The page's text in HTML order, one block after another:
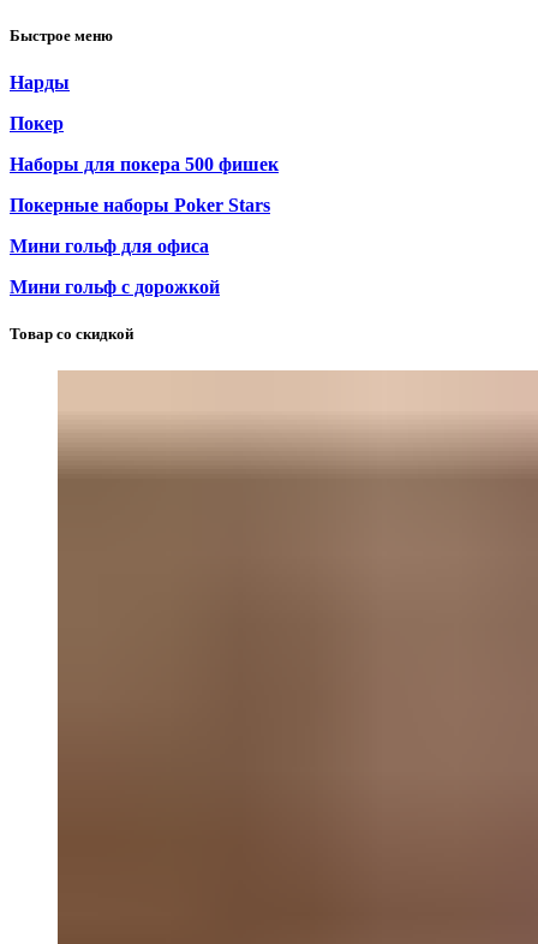
Быстрое меню
Нарды
Покер
Наборы для покера 500 фишек
Покерные наборы Poker Stars
Мини гольф для офиса
Мини гольф с дорожкой
Товар со скидкой